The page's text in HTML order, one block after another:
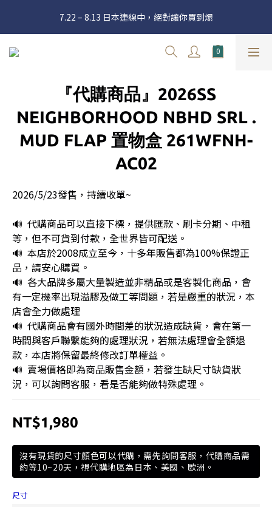
官網三週年 8月滿額送購物金 - 滿 $2000 送 $60 / 滿 $4000 送 $300
/ 滿 $10000 送 $1500
7.22 – 8.13 日本連線中，絕對讓你買到爆
新加入會員享有 $50購物金  |  消費滿$5000即可免運  |  會員好康制
/ 滿 $10000 送 $1500
『代購商品』2026SS
NEIGHBORHOOD NBHD SRL .
MUD FLAP 置物盒 261WFNH-
AC02
2026/5/23發售，持續收單~
🔊  代購商品可以直接下標，提供匯款、刷卡分期、中租
等，但不可貨到付款，全世界皆可配送。
🔊  本店於2008成立至今，十多年販售都為100%保證正
品，請安心購買。
🔊  各大品牌多屬大量製造並非精品或是客製化商品，會
有一定機率出現溢膠及做工等問題，若是嚴重的狀況，本
店會全力做處理
🔊  代購商品會有國外時間差的狀況造成缺貨，會在第一
時間與客戶聯繫能夠的處理狀況，若無法處理會全額退
款，本店將保留最終修改訂單權益。
🔊  賣場價格即為商品販售金額，若發生缺尺寸缺貨狀
況，可以詢問客服，看是否能夠做特殊處理。
NT$1,980
沒有現貨的尺寸顏色可以代購，需先詢問客服，代購商品需
約等10~20天，視代購地區為日本、美國、歐洲。
尺寸